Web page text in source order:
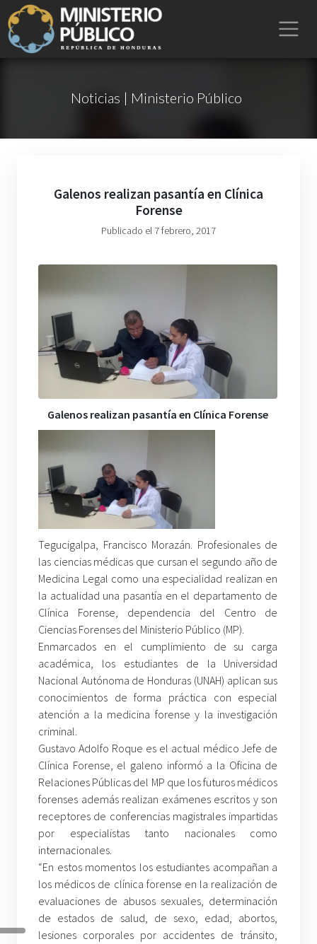
Noticias | Ministerio Público
Galenos realizan pasantía en Clínica
Forense
Publicado el 7 febrero, 2017
Galenos realizan pasantía en Clínica Forense
Tegucigalpa, Francisco Morazán. Profesionales de
las ciencias médicas que cursan el segundo año de
Medicina Legal como una especialidad realizan en
la actualidad una pasantía en el departamento de
Clínica Forense, dependencia del Centro de
Ciencias Forenses del Ministerio Público (MP).
Enmarcados en el cumplimiento de su carga
académica, los estudiantes de la Universidad
Nacional Autónoma de Honduras (UNAH) aplican sus
conocimientos de forma práctica con especial
atención a la medicina forense y la investigación
criminal.
Gustavo Adolfo Roque es el actual médico Jefe de
Clínica Forense, el galeno informó a la Oficina de
Relaciones Públicas del MP que los futuros médicos
forenses además realizan exámenes escritos y son
receptores de conferencias magistrales impartidas
por especialistas tanto nacionales como
internacionales.
“En estos momentos los estudiantes acompañan a
los médicos de clínica forense en la realización de
evaluaciones de abusos sexuales, determinación
de estados de salud, de sexo, edad, abortos,
lesiones corporales por accidentes de tránsito,